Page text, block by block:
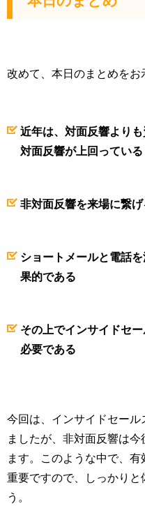
改めて、本日のまとめをお
近年は、対面反響より
対面反響が上回っている
非対面反響を来場に繋
ショートメールと電話
果的である
その上でインサイドセ
必要である
今回は、インサイドセー
ましたが、非対面反響は
ます。このような中で、
重要ですので、しっかりと
う。